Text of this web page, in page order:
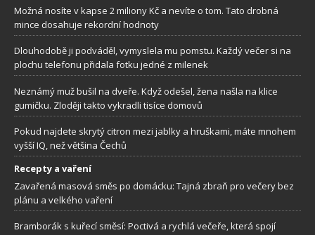
Možná nosíte v kapse 2 miliony Kč a nevíte o tom. Tato drobná
mince dosahuje rekordní hodnoty
Dlouhodobě ji podváděl, vymyslela mu pomstu. Každý večer si na
plochu telefonu přidala fotku jedné z milenek
Neznámý muž bušil na dveře. Když odešel, žena našla na klice
gumičku. Zloději takto vykradli tisíce domovů
Pokud najdete skrytý citron mezi jablky a hruškami, máte mnohem
vyšší IQ, než většina Čechů
Recepty a vaření
Zavařená masová směs po domácku: Tajná zbraň pro večery bez
plánu a velkého vaření
Bramborák s kuřecí směsí: Poctivá a rychlá večeře, která spojí